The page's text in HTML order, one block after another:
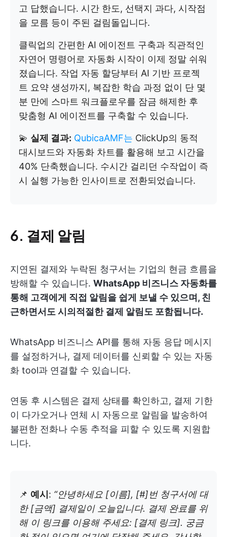
고 답했습니다. 시간 한도, 선택지 과다, 시작점
을 모름 등이 주된 걸림돌입니다.
클릭업의 간편한 AI 에이전트 구축과 직관적인
자연어 명령어로 자동화 시작이 이제 정말 쉬워
졌습니다. 작업 자동 할당부터 AI 기반 프로젝
트 요약 생성까지, 복잡한 학습 과정 없이 단 몇
분 만에 스마트 워크플로우를 잠금 해제한 후
맞춤형 AI 에이전트를 구축할 수 있습니다.
💫 실제 결과: QubicaAMF는 ClickUp의 동적
대시보드와 자동화 차트를 활용해 보고 시간을
40% 단축했습니다. 수시간 걸리던 수작업이 즉
시 실행 가능한 인사이트로 전환되었습니다.
6. 결제 알림
지연된 결제와 누락된 청구서는 기업의 현금 흐름을
방해할 수 있습니다. WhatsApp 비즈니스 자동화를
통해 고객에게 직접 알림을 쉽게 보낼 수 있으며, 친
근하면서도 시의적절한 결제 알림도 포함됩니다.
WhatsApp 비즈니스 API를 통해 자동 응답 메시지
를 설정하거나, 결제 데이터를 신뢰할 수 있는 자동
화 tool과 연결할 수 있습니다.
연동 후 시스템은 결제 상태를 확인하고, 결제 기한
이 다가오거나 연체 시 자동으로 알림을 발송하여
불편한 전화나 수동 추적을 피할 수 있도록 지원합
니다.
📌 예시: “안녕하세요 [이름], [#]번 청구서에 대
한 [금액] 결제일이 오늘입니다. 결제 완료를 위
해 이 링크를 이용해 주세요: [결제 링크]. 궁금